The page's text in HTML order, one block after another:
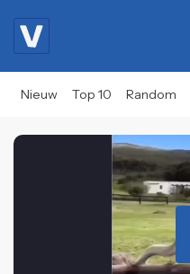
Nieuw Top 10 Random